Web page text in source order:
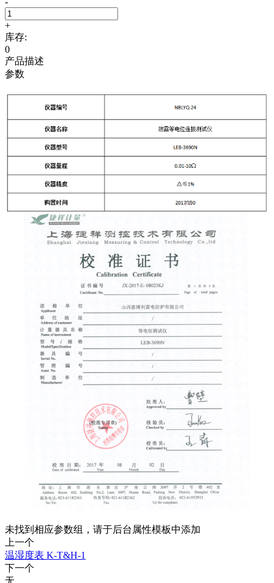
+
库存:
0
产品描述
参数
未找到相应参数组，请于后台属性模板中添加
上一个
温湿度表 K-T&H-1
下一个
无